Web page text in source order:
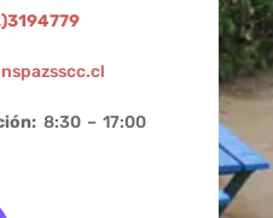
8:30 – 17:00